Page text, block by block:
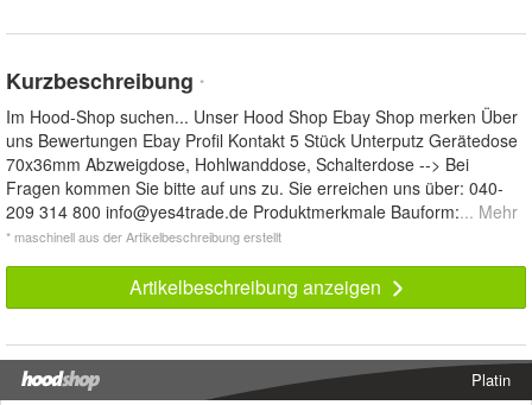
Kurzbeschreibung *
Im Hood-Shop suchen... Unser Hood Shop Ebay Shop merken Über
uns Bewertungen Ebay Profil Kontakt 5 Stück Unterputz Gerätedose
70x36mm Abzweigdose, Hohlwanddose, Schalterdose --> Bei
Fragen kommen Sie bitte auf uns zu. Sie erreichen uns über: 040-
209 314 800 info@yes4trade.de Produktmerkmale Bauform:... Mehr
* maschinell aus der Artikelbeschreibung erstellt
Artikelbeschreibung anzeigen
Platin